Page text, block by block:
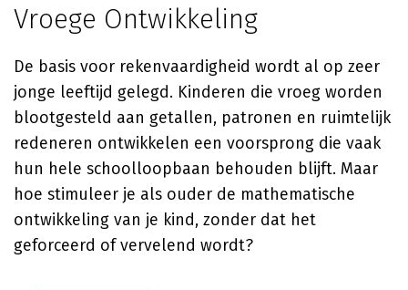
Vroege Ontwikkeling
De basis voor rekenvaardigheid wordt al op zeer
jonge leeftijd gelegd. Kinderen die vroeg worden
blootgesteld aan getallen, patronen en ruimtelijk
redeneren ontwikkelen een voorsprong die vaak
hun hele schoolloopbaan behouden blijft. Maar
hoe stimuleer je als ouder de mathematische
ontwikkeling van je kind, zonder dat het
geforceerd of vervelend wordt?